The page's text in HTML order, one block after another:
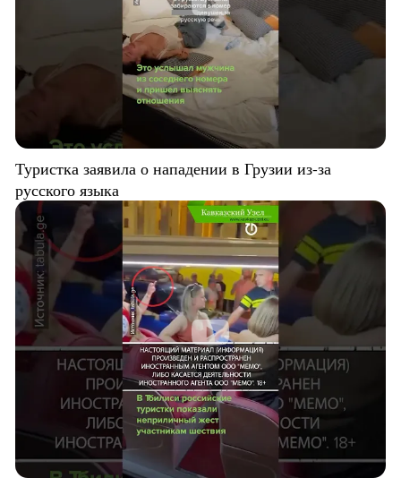
Туристка заявила о нападении в Грузии из-за
русского языка